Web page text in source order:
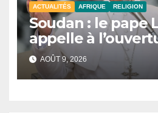
ACTUALITÉS AFRIQUE RELIGION
Soudan : le pape
appelle à
couloirs
AOÛT 9, 2026